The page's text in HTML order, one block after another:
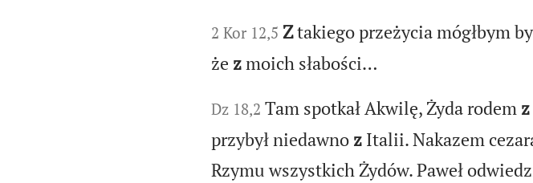
2 Kor 12,5 Ztakiego przeżycia mógłbym
że zmoich słabości…
Dz 18,2 Tam spotkał Akwilę, Żyda rodem z
przybył niedawno zItalii. Nakazem
Rzymu wszystkich Żydów. Paweł